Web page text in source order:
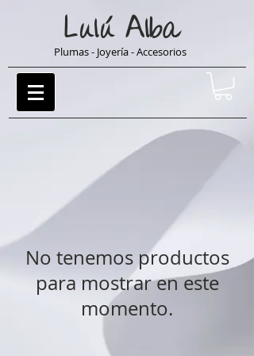
Plumas - Joyería - Accesorios
LulúAlba
No tenemos productos
para mostrar en este
momento.